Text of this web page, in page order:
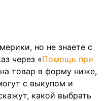
но не знаете с
через «Помощь при
товар в форму ниже,
с выкупом и
какой выбрать